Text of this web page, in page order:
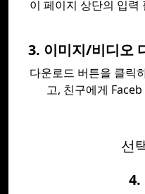
이 페이지 상단의 입력
3. 이미지/비디오
다운로드 버튼을 클릭
고, 친구에게
선
4.